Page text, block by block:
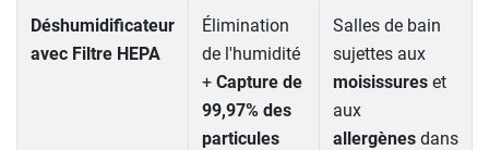
Déshumidificateur
avec Filtre HEPA
Élimination
de l'humidité
+ Capture de
99,97% des
particules
Salles de bain
sujettes aux
moisissures et
aux
allergènes dans